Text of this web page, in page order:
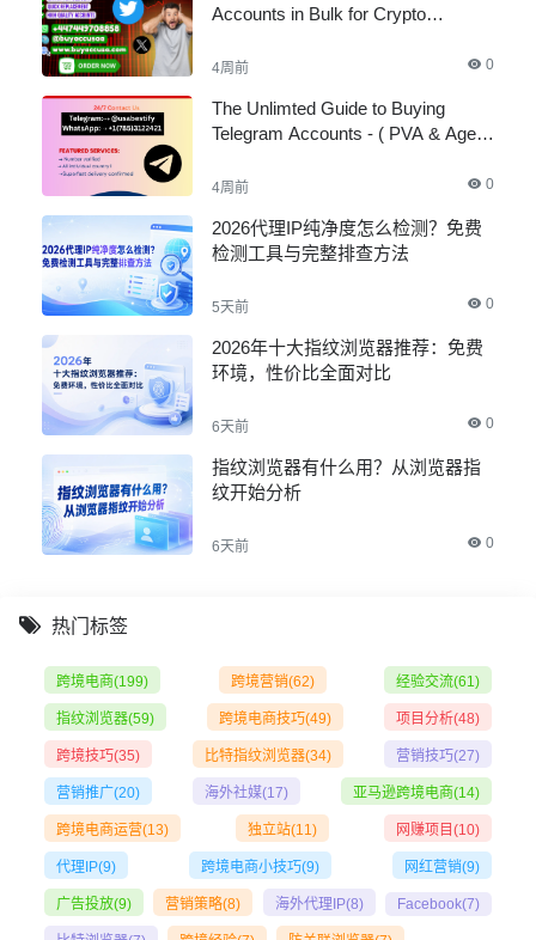
Accounts in Bulk for Crypto
4周前 0
The Unlimted Guide to Buying
Telegram Accounts - ( PVA & Aged
4周前 0
2026代理IP纯净度怎么检测？免费
检测工具与完整排查方法
5天前 0
2026年十大指纹浏览器推荐：免费
环境，性价比全面对比
6天前 0
指纹浏览器有什么用？从浏览器指
纹开始分析
6天前 0
热门标签
跨境电商(199) 跨境营销(62) 经验交流(61)
指纹浏览器(59) 跨境电商技巧(49) 项目分析(48)
跨境技巧(35) 比特指纹浏览器(34) 营销技巧(27)
营销推广(20) 海外社媒(17) 亚马逊跨境电商(14)
跨境电商运营(13) 独立站(11) 网赚项目 (10)
代理IP(9) 跨境电商小技巧(9) 网红营销(9)
广告投放(9) 营销策略(8) 海外代理IP(8) Facebook(7)